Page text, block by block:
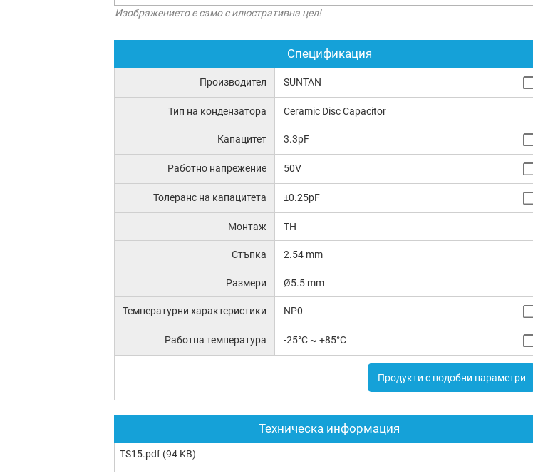
Изображението е само с илюстративна цел!
Спецификация
Производител SUNTAN
Тип на кондензатора Ceramic Disc Capacitor
Капацитет 3.3pF
Работно напрежение 50V
Толеранс на капацитета ±0.25pF
Монтаж TH
Стъпка 2.54 mm
Размери Ø5.5 mm
Температурни характеристики NP0
Работна температура -25°C ~ +85°C
Продукти с подобни параметри
Техническа информация
TS15.pdf (94 KB)